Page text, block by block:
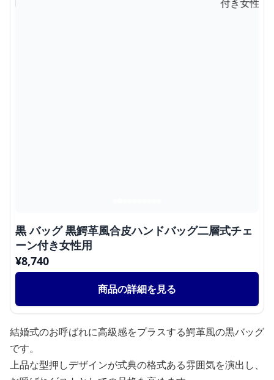
黒 バッグ 黒鰐革風合皮ハンドバッグ二層式チェ
ーン付き女性用
¥8,740
商品の詳細を見る
結婚式のお呼ばれに高級感をプラスする鰐革風の黒バッグ
です。
上品な型押しデザインが式典の格式ある雰囲気を演出し、